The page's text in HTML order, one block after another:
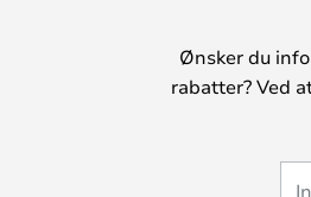
Ønsker du
rabatter? Ved